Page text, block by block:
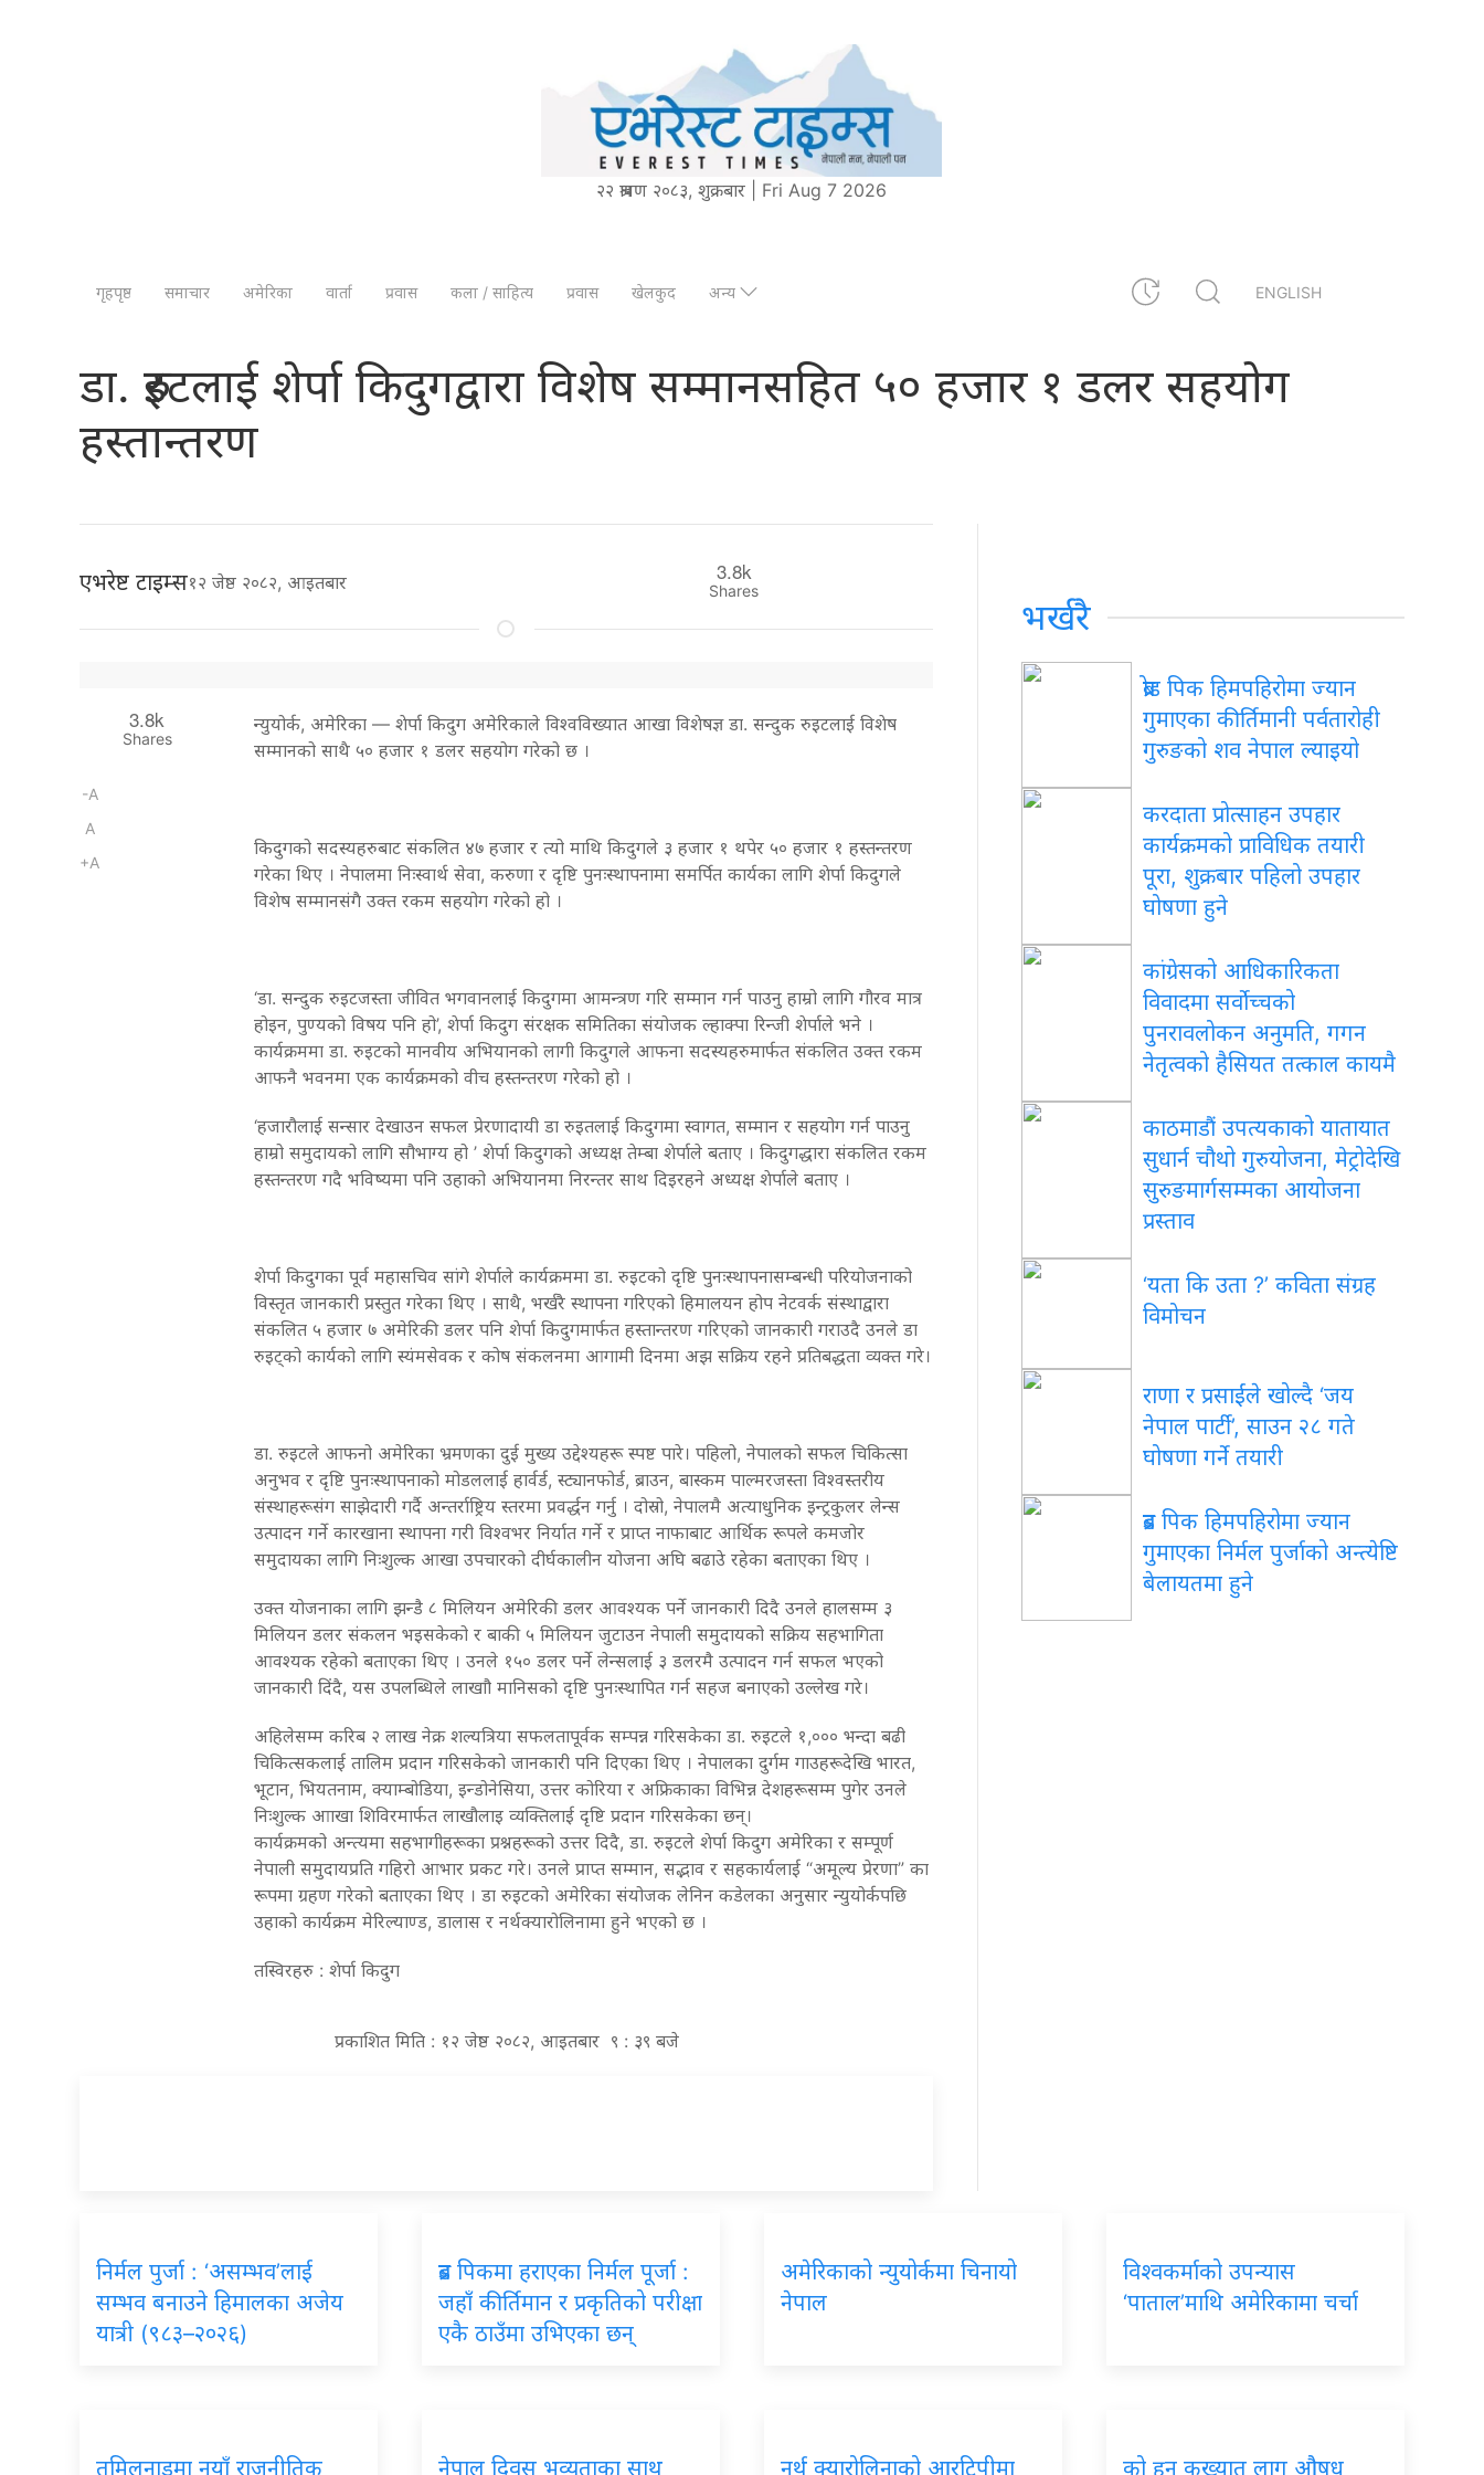
२२ श्रावण २०८३, शुक्रबार | Fri Aug 7 2026
गृहपृष्ठ समाचार अमेरिका वार्ता प्रवास कला / साहित्य प्रवास खेलकुद अन्य ENGLISH
डा. रुइटलाई शेर्पा किदुगद्वारा विशेष सम्मानसहित ५० हजार १ डलर सहयोग
हस्तान्तरण
एभरेष्ट टाइम्स१२ जेष्ठ २०८२, आइतबार 3.8k
Shares
3.8k
Shares
-A
A
+A
न्युयोर्क, अमेरिका — शेर्पा किदुग अमेरिकाले विश्वविख्यात आखा विशेषज्ञ डा. सन्दुक रुइटलाई विशेष
सम्मानको साथै ५० हजार १ डलर सहयोग गरेको छ ।
किदुगको सदस्यहरुबाट संकलित ४७ हजार र त्यो माथि किदुगले ३ हजार १ थपेर ५० हजार १ हस्तन्तरण
गरेका थिए । नेपालमा निःस्वार्थ सेवा, करुणा र दृष्टि पुनःस्थापनामा समर्पित कार्यका लागि शेर्पा किदुगले
विशेष सम्मानसंगै उक्त रकम सहयोग गरेको हो ।
‘डा. सन्दुक रुइटजस्ता जीवित भगवानलाई किदुगमा आमन्त्रण गरि सम्मान गर्न पाउनु हाम्रो लागि गौरव मात्र
होइन, पुण्यको विषय पनि हो’, शेर्पा किदुग संरक्षक समितिका संयोजक ल्हाक्पा रिन्जी शेर्पाले भने ।
कार्यक्रममा डा. रुइटको मानवीय अभियानको लागी किदुगले आफना सदस्यहरुमार्फत संकलित उक्त रकम
आफनै भवनमा एक कार्यक्रमको वीच हस्तन्तरण गरेको हो ।
‘हजारौलाई सन्सार देखाउन सफल प्रेरणादायी डा रुइतलाई किदुगमा स्वागत, सम्मान र सहयोग गर्न पाउनु
हाम्रो समुदायको लागि सौभाग्य हो ’ शेर्पा किदुगको अध्यक्ष तेम्बा शेर्पाले बताए । किदुगद्धारा संकलित रकम
हस्तन्तरण गदै भविष्यमा पनि उहाको अभियानमा निरन्तर साथ दिइरहने अध्यक्ष शेर्पाले बताए ।
शेर्पा किदुगका पूर्व महासचिव सांगे शेर्पाले कार्यक्रममा डा. रुइटको दृष्टि पुनःस्थापनासम्बन्धी परियोजनाको
विस्तृत जानकारी प्रस्तुत गरेका थिए । साथै, भर्खरै स्थापना गरिएको हिमालयन होप नेटवर्क संस्थाद्वारा
संकलित ५ हजार ७ अमेरिकी डलर पनि शेर्पा किदुगमार्फत हस्तान्तरण गरिएको जानकारी गराउदै उनले डा
रुइट्को कार्यको लागि स्यंमसेवक र कोष संकलनमा आगामी दिनमा अझ सक्रिय रहने प्रतिबद्धता व्यक्त गरे।
डा. रुइटले आफनो अमेरिका भ्रमणका दुई मुख्य उद्देश्यहरू स्पष्ट पारे। पहिलो, नेपालको सफल चिकित्सा
अनुभव र दृष्टि पुनःस्थापनाको मोडललाई हार्वर्ड, स्ट्यानफोर्ड, ब्राउन, बास्कम पाल्मरजस्ता विश्वस्तरीय
संस्थाहरूसंग साझेदारी गर्दै अन्तर्राष्ट्रिय स्तरमा प्रवर्द्धन गर्नु । दोस्रो, नेपालमै अत्याधुनिक इन्ट्रकुलर लेन्स
उत्पादन गर्ने कारखाना स्थापना गरी विश्वभर निर्यात गर्ने र प्राप्त नाफाबाट आर्थिक रूपले कमजोर
समुदायका लागि निःशुल्क आखा उपचारको दीर्घकालीन योजना अघि बढाउे रहेका बताएका थिए ।
उक्त योजनाका लागि झन्डै ८ मिलियन अमेरिकी डलर आवश्यक पर्ने जानकारी दिदै उनले हालसम्म ३
मिलियन डलर संकलन भइसकेको र बाकी ५ मिलियन जुटाउन नेपाली समुदायको सक्रिय सहभागिता
आवश्यक रहेको बताएका थिए । उनले १५० डलर पर्ने लेन्सलाई ३ डलरमै उत्पादन गर्न सफल भएको
जानकारी दिंदै, यस उपलब्धिले लाखाौ मानिसको दृष्टि पुनःस्थापित गर्न सहज बनाएको उल्लेख गरे।
अहिलेसम्म करिब २ लाख नेक्र शल्यत्रिया सफलतापूर्वक सम्पन्न गरिसकेका डा. रुइटले १,००० भन्दा बढी
चिकित्सकलाई तालिम प्रदान गरिसकेको जानकारी पनि दिएका थिए । नेपालका दुर्गम गाउहरूदेखि भारत,
भूटान, भियतनाम, क्याम्बोडिया, इन्डोनेसिया, उत्तर कोरिया र अफ्रिकाका विभिन्न देशहरूसम्म पुगेर उनले
निःशुल्क आाखा शिविरमार्फत लाखौलाइ व्यक्तिलाई दृष्टि प्रदान गरिसकेका छन्।
कार्यक्रमको अन्त्यमा सहभागीहरूका प्रश्नहरूको उत्तर दिदै, डा. रुइटले शेर्पा किदुग अमेरिका र सम्पूर्ण
नेपाली समुदायप्रति गहिरो आभार प्रकट गरे। उनले प्राप्त सम्मान, सद्भाव र सहकार्यलाई “अमूल्य प्रेरणा” का
रूपमा ग्रहण गरेको बताएका थिए । डा रुइटको अमेरिका संयोजक लेनिन कडेलका अनुसार न्युयोर्कपछि
उहाको कार्यक्रम मेरिल्याण्ड, डालास र नर्थक्यारोलिनामा हुने भएको छ ।
तस्विरहरु : शेर्पा किदुग
प्रकाशित मिति : १२ जेष्ठ २०८२, आइतबार ९ : ३९ बजे
भर्खरै
ब्रोड पिक हिमपहिरोमा ज्यान
गुमाएका कीर्तिमानी पर्वतारोही
गुरुङको शव नेपाल ल्याइयो
करदाता प्रोत्साहन उपहार
कार्यक्रमको प्राविधिक तयारी
पूरा, शुक्रबार पहिलो उपहार
घोषणा हुने
कांग्रेसको आधिकारिकता
विवादमा सर्वोच्चको
पुनरावलोकन अनुमति, गगन
नेतृत्वको हैसियत तत्काल कायमै
काठमाडौं उपत्यकाको यातायात
सुधार्न चौथो गुरुयोजना, मेट्रोदेखि
सुरुङमार्गसम्मका आयोजना
प्रस्ताव
‘यता कि उता ?’ कविता संग्रह
विमोचन
राणा र प्रसाईंले खोल्दै ‘जय
नेपाल पार्टी’, साउन २८ गते
घोषणा गर्ने तयारी
ब्रड पिक हिमपहिरोमा ज्यान
गुमाएका निर्मल पुर्जाको अन्त्येष्टि
बेलायतमा हुने
निर्मल पुर्जा : ‘असम्भव’लाई
सम्भव बनाउने हिमालका अजेय
यात्री (९८३–२०२६)
ब्रड पिकमा हराएका निर्मल पूर्जा :
जहाँ कीर्तिमान र प्रकृतिको परीक्षा
एकै ठाउँमा उभिएका छन्
अमेरिकाको न्युयोर्कमा चिनायो
नेपाल
विश्वकर्माको उपन्यास
‘पाताल’माथि अमेरिकामा चर्चा
तमिलनाडुमा नयाँ राजनीतिक नेपाल दिवस भव्यताका साथ नर्थ क्यारोलिनाको आरटिपीमा को हुन् कुख्यात लागु औषध